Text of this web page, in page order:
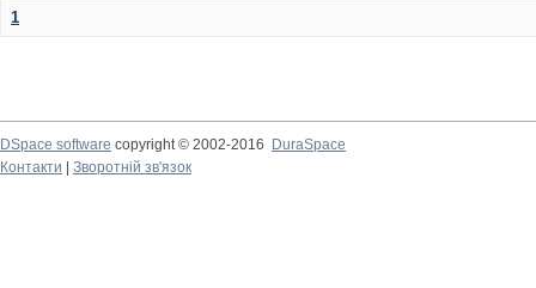
1
DSpace software copyright © 2002-2016
DuraSpace
Контакти
Зворотній зв'язок